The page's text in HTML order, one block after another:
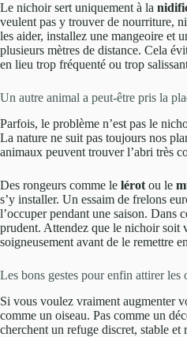
Le nichoir sert uniquement à la
veulent pas y trouver de nourriture,
les aider, installez une mangeoire et
plusieurs mètres de distance. Cela
en lieu trop fréquenté ou trop
Un autre animal a peut-être pris la
Parfois, le problème n’est pas le
La nature ne suit pas toujours nos
animaux peuvent trouver l’abri très
Des rongeurs comme le lérot ou le
s’y installer. Un essaim de frelons
l’occuper pendant une saison. Dans
prudent. Attendez que le nichoir soit
soigneusement avant de le remettre
Les bons gestes pour enfin attirer les
Si vous voulez vraiment augmenter
comme un oiseau. Pas comme un
cherchent un refuge discret, stable et